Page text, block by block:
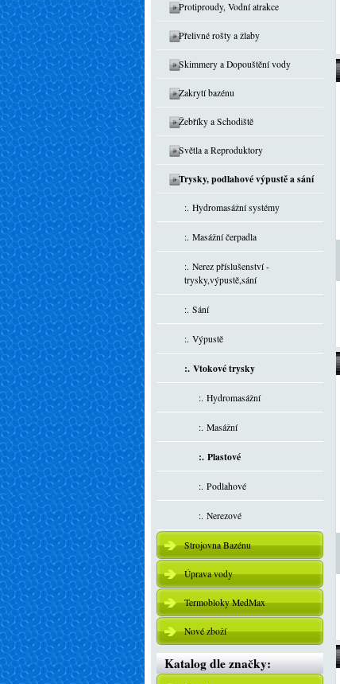
Protiproudy, Vodní atrakce
Přelivné rošty a žlaby
Skimmery a Dopouštění vody
Zakrytí bazénu
Žebříky a Schodiště
Světla a Reproduktory
Trysky, podlahové výpustě a sání
:. Hydromasážní systémy
:. Masážní čerpadla
:. Nerez příslušenství -
trysky,výpustě,sání
:. Sání
:. Výpustě
:. Vtokové trysky
:. Hydromasážní
:. Masážní
:. Plastové
:. Podlahové
:. Nerezové
Strojovna Bazénu
Úprava vody
Termobloky MedMax
Nové zboží
Katalog dle značky: